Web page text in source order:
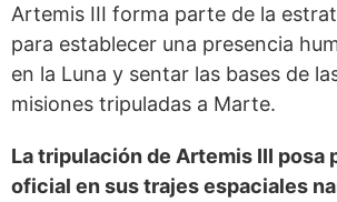
Artemis III forma parte de la
para establecer una presencia
en la Luna y sentar las bases de
misiones tripuladas a Marte.
La tripulación de Artemis III posa
oficial en sus trajes espaciales